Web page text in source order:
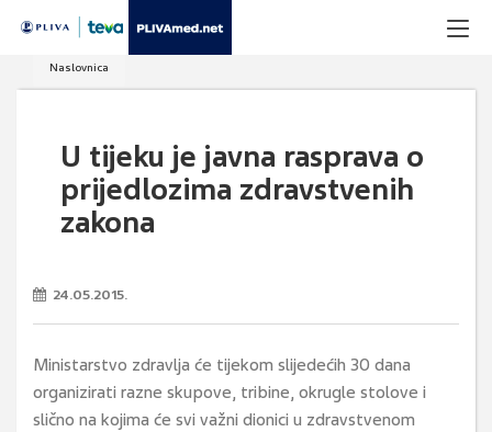
Naslovnica
U tijeku je javna rasprava o
prijedlozima zdravstvenih
zakona
24.05.2015.
Ministarstvo zdravlja će tijekom slijedećih 30 dana
organizirati razne skupove, tribine, okrugle stolove i
slično na kojima će svi važni dionici u zdravstvenom